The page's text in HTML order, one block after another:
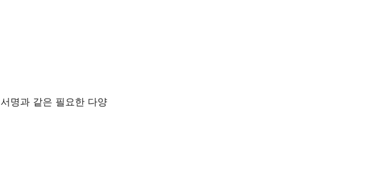
명과 같은 필요한 다양